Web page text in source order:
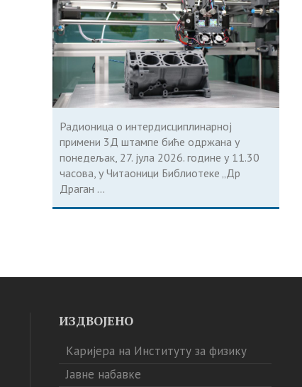
Радионица о интердисциплинарној
примени 3Д штампе биће одржана у
понедељак, 27. јула 2026. године у 11.30
часова, у Читаоници Библиотеке „Др
Драган ...
ИЗДВОЈЕНО
Каријера на Институту за физику
Јавне набавке